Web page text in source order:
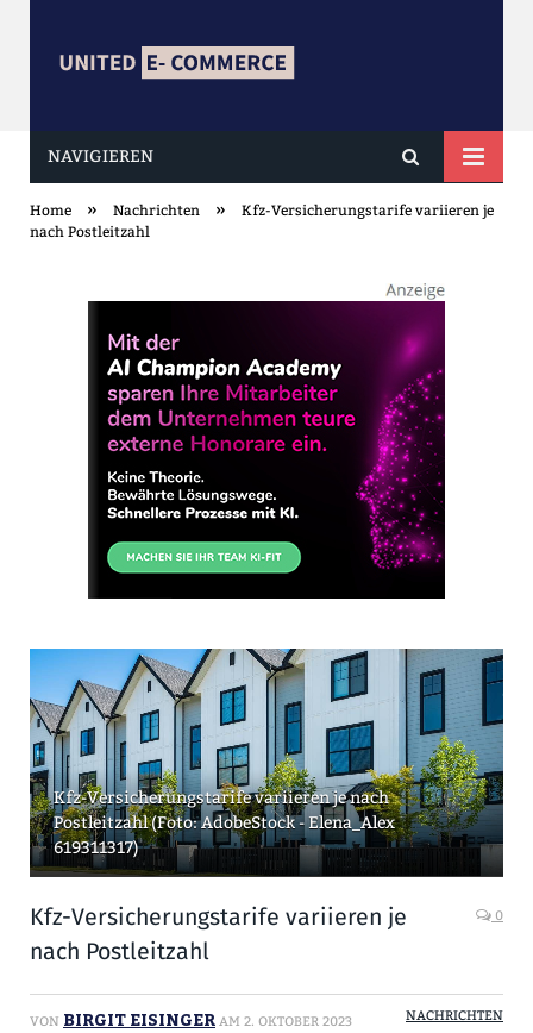
united ECOMMERCE
NAVIGIEREN
Home » Nachrichten »
Kfz-Versicherungstarife variieren je
nach Postleitzahl
Kfz-Versicherungstarife variieren je nach
Postleitzahl (Foto: AdobeStock - Elena_Alex
619311317)
Kfz-Versicherungstarife variieren je
nach Postleitzahl
0
VON BIRGIT EISINGER AM 2. OKTOBER 2023 NACHRICHTEN